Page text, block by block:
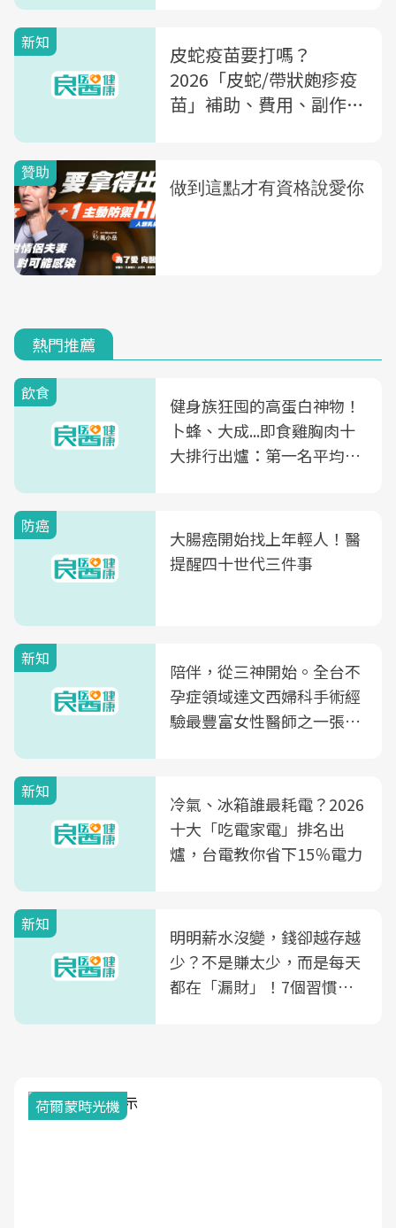
新知
皮蛇疫苗要打嗎？
2026「皮蛇/帶狀皰疹疫
苗」補助、費用、副作
熱門推薦
飲食
健身族狂囤的高蛋白神物！
卜蜂、大成...即食雞胸肉十
大排行出爐：第一名平均一
防癌
大腸癌開始找上年輕人！醫
提醒四十世代三件事
新知
陪伴，從三神開始。全台不
孕症領域達文西婦科手術經
驗最豐富女性醫師之一張永
光田醫院建構360度女性健
康照護生態圈
新知
冷氣、冰箱誰最耗電？2026
十大「吃電家電」排名出
爐，台電教你省下15％電力
新知
明明薪水沒變，錢卻越存越
少？不是賺太少，而是每天
都在「漏財」！7個習慣一
荷爾蒙時光機